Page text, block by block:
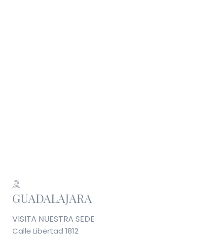
GUADALAJARA
VISITA NUESTRA SEDE
Calle Libertad 1812